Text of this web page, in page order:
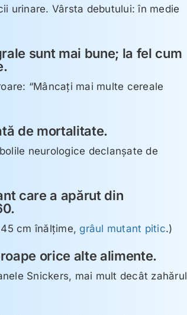
urinare. Vârsta debutului: în medie
sunt mai bune; la fel cum
“Mâncaţi mai multe cereale
de mortalitate.
neurologice declanşate de
care a apărut din
cm înălţime, grâul mutant pitic.)
orice alte alimente.
Snickers, mai mult decât zahărul